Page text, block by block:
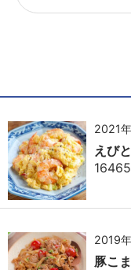
2021
えび
2019
豚こ